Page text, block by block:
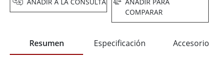
COMPARAR
Resumen Especificación Accesorios